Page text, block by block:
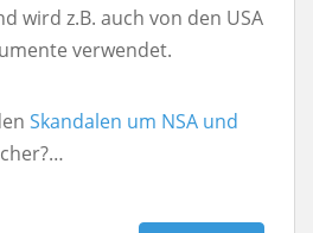
wird z.B. auch von den USA
verwendet.
Skandalen um NSA und